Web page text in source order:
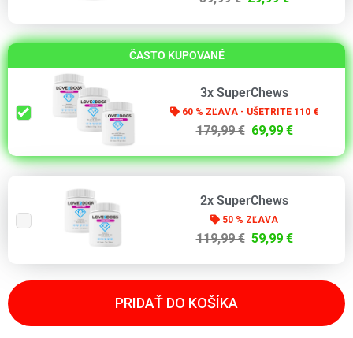
ČASTO KUPOVANÉ
3x SuperChews
60 % ZĽAVA - UŠETRITE 110 €
179,99 € 69,99 €
2x SuperChews
50 % ZĽAVA
119,99 € 59,99 €
PRIDAŤ DO KOŠÍKA